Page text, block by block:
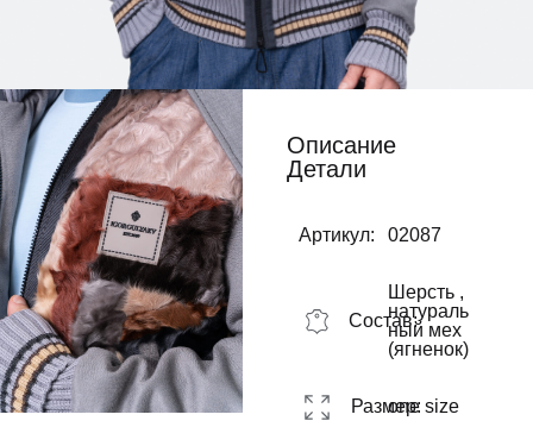
Описание
Детали
Артикул: 02087
Состав:
Шерсть ,
натураль
ный мех
(ягненок)
Размер:one size